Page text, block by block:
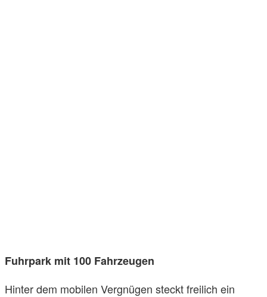
Fuhrpark mit 100 Fahrzeugen
Hinter dem mobilen Vergnügen steckt freilich ein